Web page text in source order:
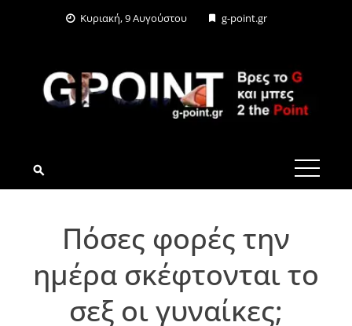
Κυριακή, 9 Αυγούστου g-point.gr
G-POINT.GR
Πόσες φορές την
ημέρα σκέφτονται το
σεξ οι γυναίκες;